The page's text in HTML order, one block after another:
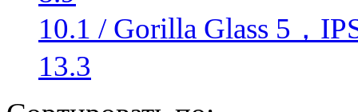
10.1 / Gorilla Glass 5，
13.3